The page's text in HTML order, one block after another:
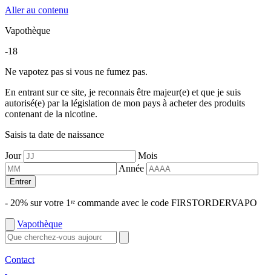
Aller au contenu
Vapothèque
-18
Ne vapotez pas si vous ne fumez pas.
En entrant sur ce site, je reconnais être majeur(e) et que je suis
autorisé(e) par la législation de mon pays à acheter des produits
contenant de la nicotine.
Saisis ta date de naissance
Jour
Mois
Année
Entrer
- 20% sur votre 1ʳᵉ commande avec le code FIRSTORDERVAPO
Vapothèque
Contact